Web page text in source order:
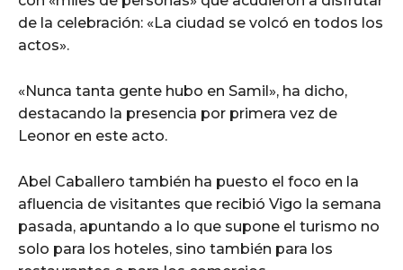
de la celebración: «La ciudad se volcó en todos los
actos».
«Nunca tanta gente hubo en Samil», ha dicho,
destacando la presencia por primera vez de
Leonor en este acto.
Abel Caballero también ha puesto el foco en la
afluencia de visitantes que recibió Vigo la semana
pasada, apuntando a lo que supone el turismo no
solo para los hoteles, sino también para los